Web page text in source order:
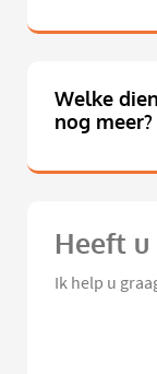
Welke
nog meer?
Heeft u
Ik help u